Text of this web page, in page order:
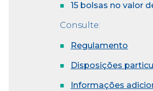
15 bolsas no valor
Consulte:
Regulamento
Disposições
Informações